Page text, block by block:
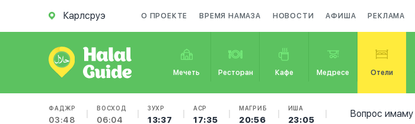
Карлсруэ О ПРОЕКТЕ ВРЕМЯ НАМАЗА НОВОСТИ АФИША РЕКЛАМА
Мечеть Ресторан Кафе Медресе Отели
ФАДЖР
03:48
ВОСХОД
06:04
ЗУХР
13:37
АСР
17:35
МАГРИБ
20:56
ИША
23:05
Вопрос имаму